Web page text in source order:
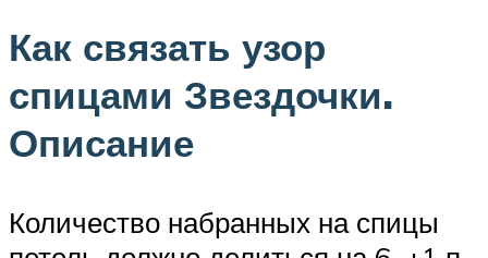
Как связать узор
спицами Звездочки.
Описание
Количество набранных на спицы